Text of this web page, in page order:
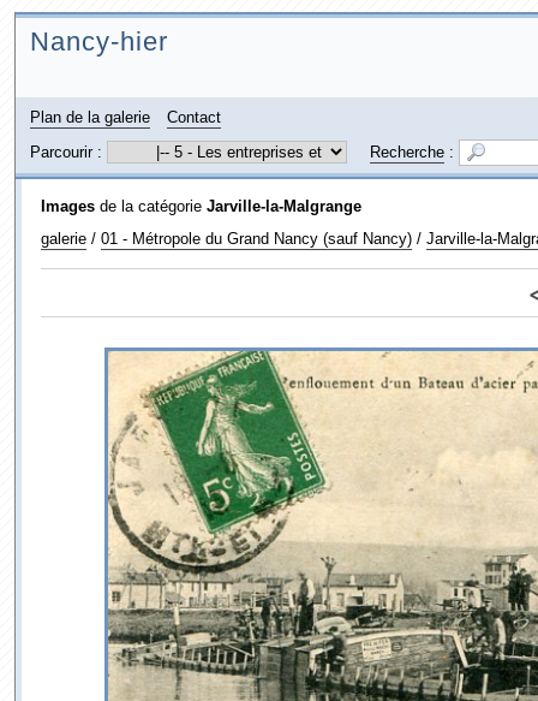
Nancy-hier
Plan de la galerie
Contact
Parcourir :
Recherche:
Imagesde la catégorie Jarville-la-Malgrange
galerie/ 01 - Métropole du Grand Nancy (sauf Nancy)/ Jarville-la-